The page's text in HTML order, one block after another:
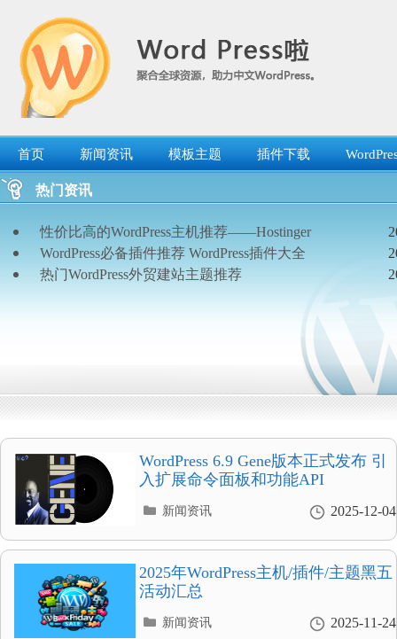
首页 新闻资讯 模板主题 插件下载
热门资讯
性价比高的WordPress主机推荐——Hostinger
WordPress必备插件推荐 WordPress插件大全
热门WordPress外贸建站主题推荐
WordPress 6.9 Gene版本正式发布 引
入扩展命令面板和功能API
2025-12-04
分
录
新闻资讯
2025年WordPress主机/插件/主题黑五
活动汇总
2025-11-24
分
新闻资讯